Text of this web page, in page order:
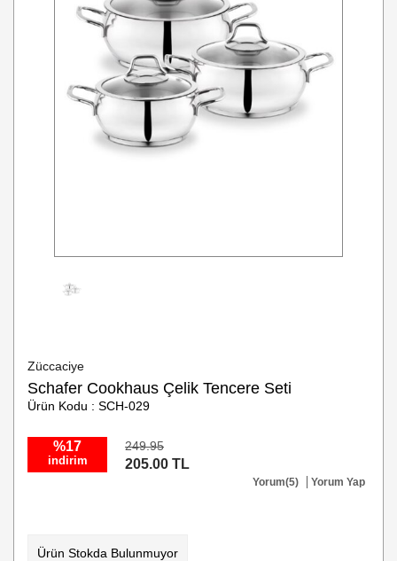
Züccaciye
Schafer Cookhaus Çelik Tencere Seti
Ürün Kodu : SCH-029
%17
indirim
249.95
205.00 TL
Yorum(5) Yorum Yap
Ürün Stokda Bulunmuyor